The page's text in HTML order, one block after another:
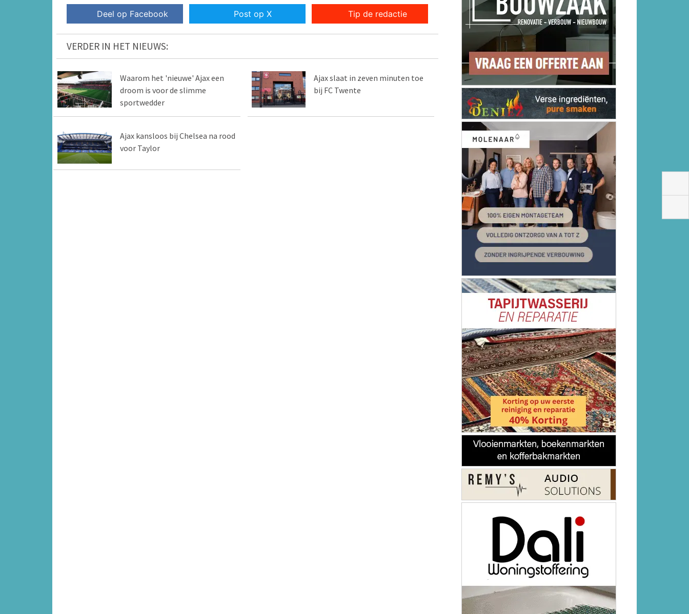
Deel op Facebook Post op X Tip de redactie
VERDER IN HET NIEUWS:
Waarom het 'nieuwe' Ajax een
droom is voor de slimme
sportwedder
Ajax slaat in zeven minuten toe
bij FC Twente
Ajax kansloos bij Chelsea na rood
voor Taylor